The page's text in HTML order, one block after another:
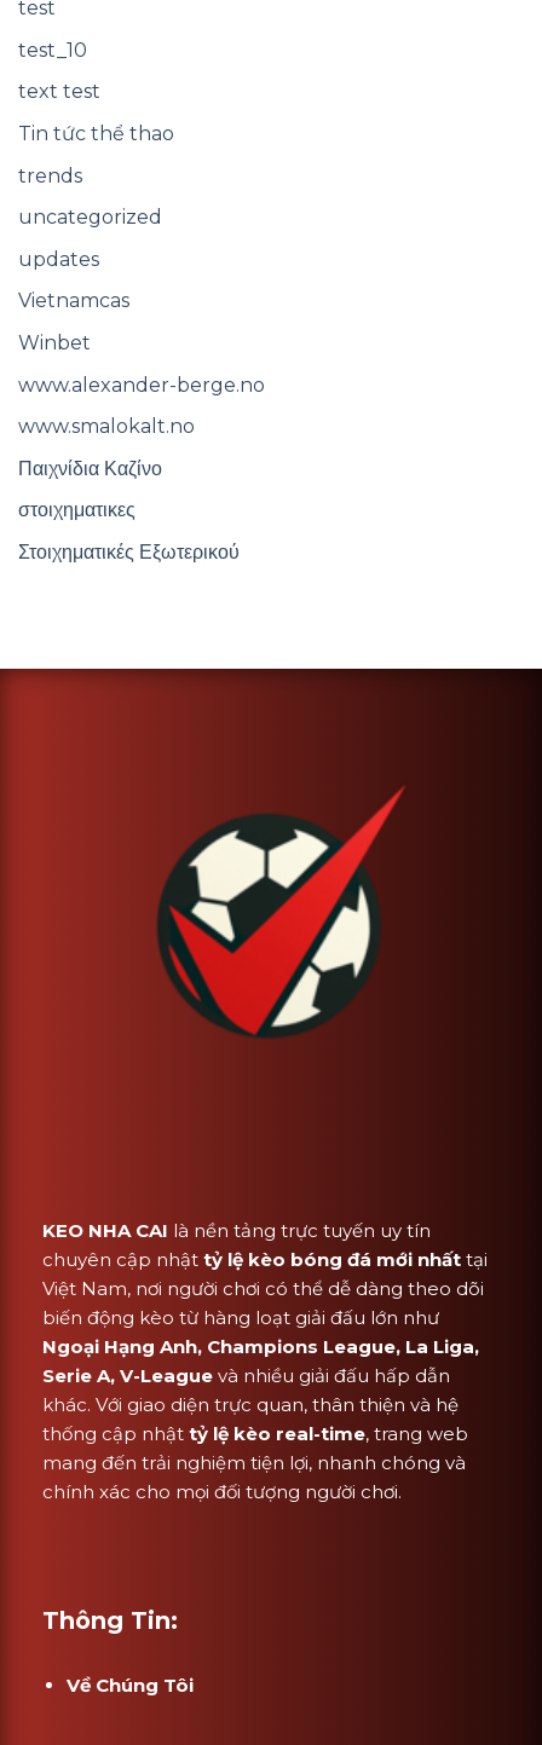
test
test_10
text test
Tin tức thể thao
trends
uncategorized
updates
Vietnamcas
Winbet
www.alexander-berge.no
www.smalokalt.no
Παιχνίδια Καζίνο
στοιχηματικες
Στοιχηματικές Εξωτερικού
KEO NHA CAI là nền tảng trực tuyến uy tín
chuyên cập nhật tỷ lệ kèo bóng đá mới nhất tại
Việt Nam, nơi người chơi có thể dễ dàng theo dõi
biến động kèo từ hàng loạt giải đấu lớn như
Ngoại Hạng Anh, Champions League, La Liga,
Serie A, V-League và nhiều giải đấu hấp dẫn
khác. Với giao diện trực quan, thân thiện và hệ
thống cập nhật tỷ lệ kèo real-time, trang web
mang đến trải nghiệm tiện lợi, nhanh chóng và
chính xác cho mọi đối tượng người chơi.
Thông Tin:
Về Chúng Tôi